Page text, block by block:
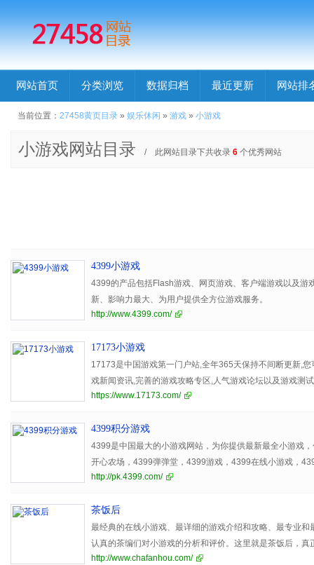
网站首页 分类浏览 数据归档 最近更新 网站排
当前位置： 27458黄页目录 » 娱乐休闲 » 游戏 » 小游戏
小游戏网站目录 / 此网站目录下共收录 6 个优秀网站
4399小游戏
4399的产品包括Flash游戏、网页游戏、客户端游戏以及游
新、影响力最大、为用户提供全方位游戏服务。
http://www.4399.com/
17173小游戏
17173是中国游戏第一门户站,全年365天保持不间断更新,
戏新闻资讯,完善的游戏攻略专区,人气游戏论坛以及游戏测
网络游戏资讯门户网站。
https://www.17173.com/
4399积分游戏
4399是中国最大的小游戏网站，为你提供最新最全小游戏
开心农场，4399弹弹堂，4399游戏，4399在线小游戏，
小游戏。
http://pk.4399.com/
茶饭后
最经典的在线小游戏、最详细的游戏介绍和攻略、最专业和
认真的茶编们对小游戏的分析和评价。这里就是茶饭后，真
园！
http://www.chafanhou.com/